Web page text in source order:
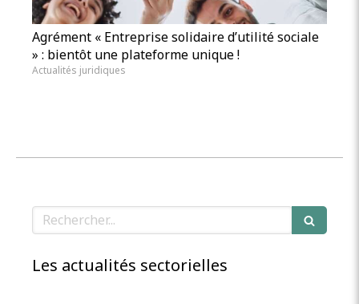
Agrément « Entreprise solidaire d’utilité sociale
» : bientôt une plateforme unique !
Actualités juridiques
Rechercher
Les actualités sectorielles